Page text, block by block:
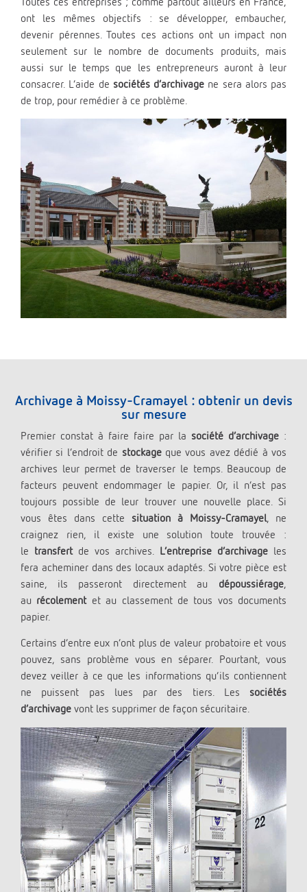
ont les mêmes objectifs : se développer, embaucher,
devenir pérennes. Toutes ces actions ont un impact non
seulement sur le nombre de documents produits, mais
aussi sur le temps que les entrepreneurs auront à leur
consacrer. L’aide de sociétés d’archivage ne sera alors pas
de trop, pour remédier à ce problème.
Archivage à Moissy-Cramayel : obtenir un devis
sur mesure
Premier constat à faire faire par la société d’archivage :
vérifier si l’endroit de stockageque vous avez dédié à vos
archives leur permet de traverser le temps. Beaucoup de
facteurs peuvent endommager le papier. Or, il n’est pas
toujours possible de leur trouver une nouvelle place. Si
vous êtes dans cette situation à Moissy-Cramayel, ne
craignez rien, il existe une solution toute trouvée :
le transfertde vos archives. L’entreprise d’archivage les
fera acheminer dans des locaux adaptés. Si votre pièce est
saine, ils passeront directement au dépoussiérage,
au récolementet au classement de tous vos documents
papier.
Certains d’entre eux n’ont plus de valeur probatoire et vous
pouvez, sans problème vous en séparer. Pourtant, vous
devez veiller à ce que les informations qu’ils contiennent
ne puissent pas lues par des tiers. Les sociétés
d’archivage vont les supprimer de façon sécuritaire.